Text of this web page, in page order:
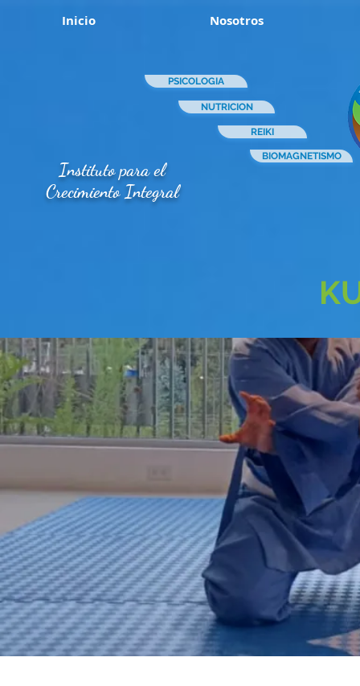
Inicio Nosotros
Instituto para el
Crecimiento Integral
PSICOLOGIA
NUTRICION
REIKI
BIOMAGNETISMO